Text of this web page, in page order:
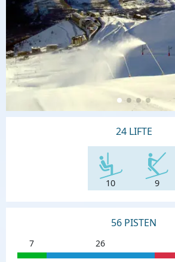
24 LIFTE
10 9
56 PISTEN
7 26